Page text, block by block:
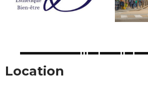
Location